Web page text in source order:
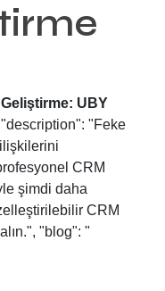
UBY
"Feke
CRM
şimdi daha
CRM
"blog": "